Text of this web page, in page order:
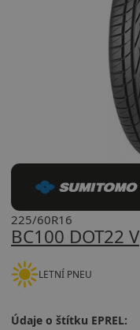
BC100 DOT22 V
225/60R16
LETNÍ PNEU
Údaje o štítku EPREL: